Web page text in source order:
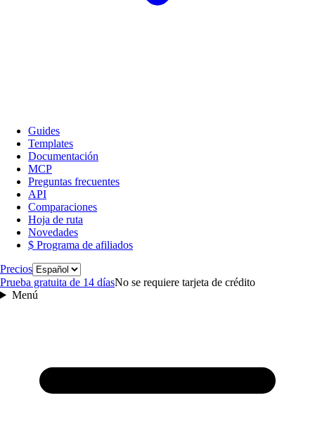
Guides
Templates
Documentación
MCP
Preguntas frecuentes
API
Comparaciones
Hoja de ruta
Novedades
$ Programa de afiliados
PreciosIdioma
Prueba gratuita de 14 díasNo se requiere tarjeta de crédito
Menú